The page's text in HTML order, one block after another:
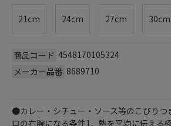
21cm 24cm 27cm 30cm
商品コード 4548170105324
メーカー品番 8689710
●カレー・シチュー・ソース等のこびり
ロの右腕になる条件1．熱を平均に伝える